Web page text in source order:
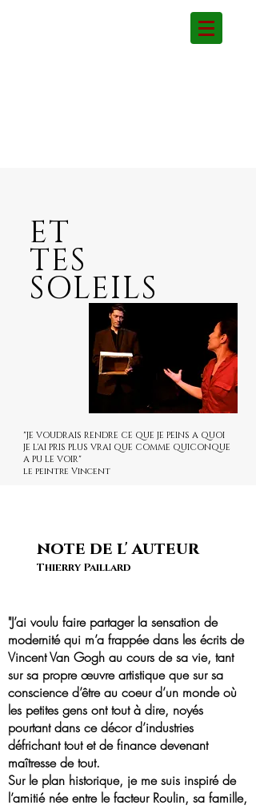
ET
TES
SOLEILS
"JE VOUDRAIS RENDRE CE QUE JE PEINS A QUOI
JE L'AI PRIS PLUS VRAI QUE COMME QUICONQUE
A PU LE VOIR"
le peintre Vincent
note de l' auteur
Thierry Paillard
"J’ai voulu faire partager la sensation de
modernité qui m’a frappée dans les écrits de
Vincent Van Gogh au cours de sa vie, tant
sur sa propre œuvre artistique que sur sa
conscience d’être au coeur d’un monde où
les petites gens ont tout à dire, noyés
pourtant dans ce décor d’industries
défrichant tout et de finance devenant
maîtresse de tout.
Sur le plan historique, je me suis inspiré de
l’amitié née entre le facteur Roulin, sa famille,